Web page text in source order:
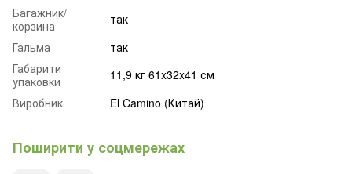
Багажник/
корзина
так
Гальма
так
Габарити
упаковки
11,9 кг 61x32x41 см
Виробник
El Camino (Китай)
Поширити у соцмережах